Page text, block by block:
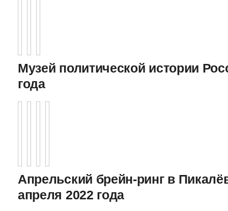
Музей политической истории
года
Апрельский брейн-ринг в
апреля 2022 года